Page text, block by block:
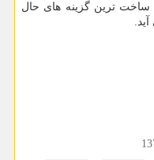
ساخت ترین گزینه های حال